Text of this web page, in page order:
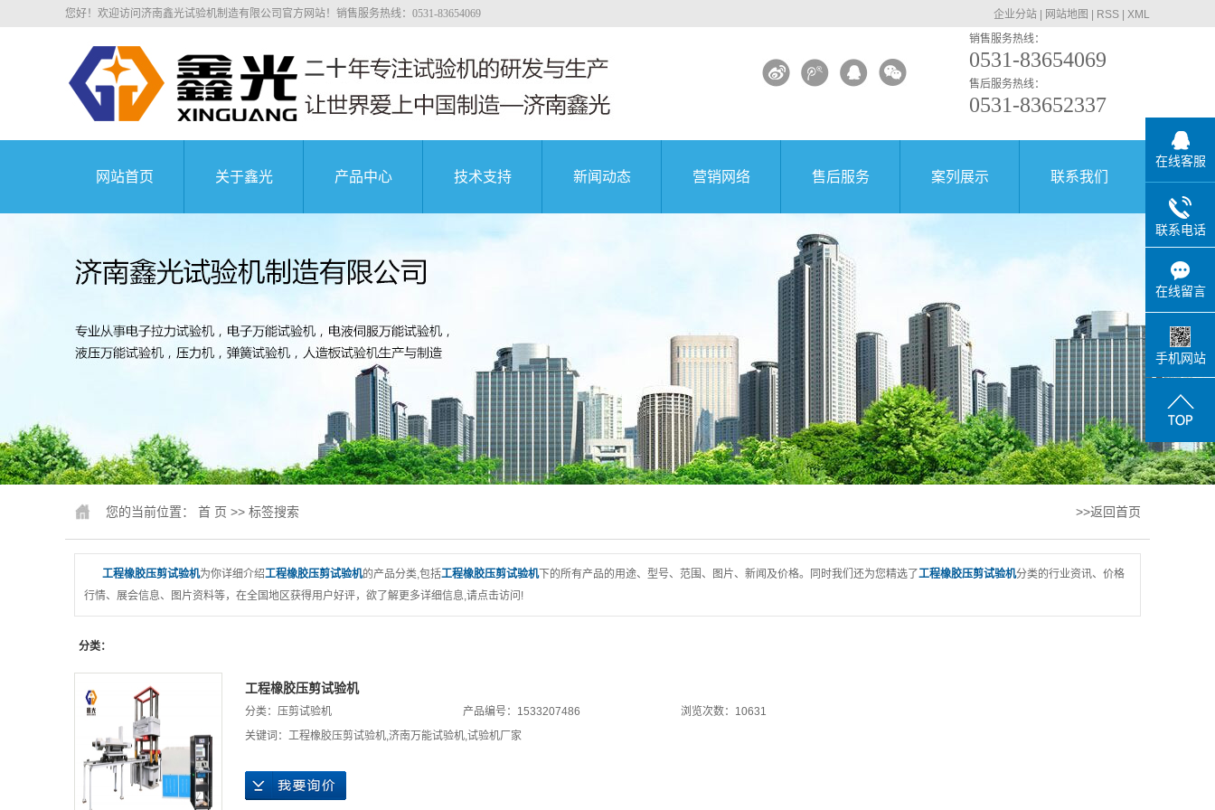
您好！欢迎访问济南鑫光试验机制造有限公司官方网站！销售服务热线：0531-83654069 企业分站 网站地图 RSS
XML
销售服务热线：
0531-83654069
售后服务热线：
0531-83652337
网站首页 关于鑫光
荣誉资质
组织机构
产品中心
电子万能试验机
沥青混凝土试验机
压剪试验机
弹簧试验机
锚固、钢绞线试验机
人造板试验机
疲劳试验机
行业专用设备
卧式拉力试验机
煤矿支护检测产品专区
技术支持 新闻动态 营销网络 售后服务 案列展示
中国航天科技集团 中国航天科技集团 中国航天科技集团
联系我们
>>返回首页
您的当前位置： 首 页 >> 标签搜索
工程橡胶压剪试验机为你详细介绍工程橡胶压剪试验机的产品分类,包括工程橡胶压剪试验机下的所有产品的用途、型号、范围、图片、新闻及价格。同时我们还为您精选了工程橡胶压剪试验机分类的行业资讯、价格
行情、展会信息、图片资料等，在全国地区获得用户好评，欲了解更多详细信息,请点击访问!
分类：
工程橡胶压剪试验机
分类： 压剪试验机 产品编号：1533207486
浏览次数：10631
关键词： 工程橡胶压剪试验机,济南万能试验机,试验机厂家
在线客服
联系电话
在线留言
手机网站